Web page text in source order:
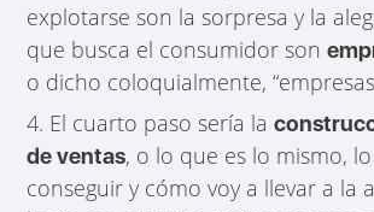
explotarse son la sorpresa y la
que busca el consumidor son
o dicho coloquialmente,
4. El cuarto paso sería la
de ventas, o lo que es lo mismo,
conseguir y cómo voy a llevar a la